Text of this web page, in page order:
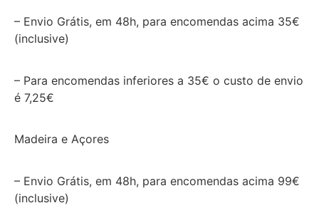
– Envio Grátis, em 48h, para encomendas acima 35€
(inclusive)
– Para encomendas inferiores a 35€ o custo de envio
é 7,25€
Madeira e Açores
– Envio Grátis, em 48h, para encomendas acima 99€
(inclusive)